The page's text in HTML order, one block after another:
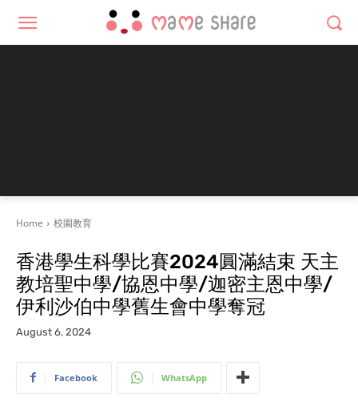
Home 校園教育
香港學生科學比賽2024圓滿結束 天主
教培聖中學/協恩中學/迦密主恩中學/
伊利沙伯中學舊生會中學奪冠
August 6, 2024
Facebook WhatsApp